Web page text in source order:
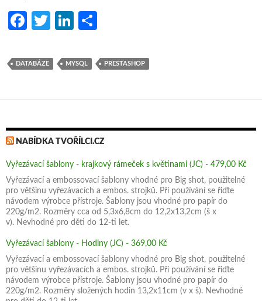
Fa
b
o
T
itt
Li
ke
n
ar
DATABÁZE MYSQL PRESTASHOP
NABÍDKA TVOŘÍLCI.CZ
Vyřezávací šablony - krajkový rámeček s květinami (JC) - 479,00 Kč
Vyřezávací a embossovací šablony vhodné pro Big shot, použitelné
pro většinu vyřezávacích a embos. strojků. Při používání se řiďte
návodem výrobce přístroje. Šablony jsou vhodné pro papír do
220g/m2. Rozměry cca od 5,3x6,8cm do 12,2x13,2cm (š x
v). Nevhodné pro děti do 12-ti let.
Vyřezávací šablony - Hodiny (JC) - 369,00 Kč
Vyřezávací a embossovací šablony vhodné pro Big shot, použitelné
pro většinu vyřezávacích a embos. strojků. Při používání se řiďte
návodem výrobce přístroje. Šablony jsou vhodné pro papír do
220g/m2. Rozměry složených hodin 13,2x11cm (v x š). Nevhodné